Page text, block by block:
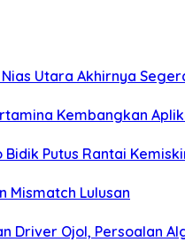
Utara Akhirnya
Kembangkan
Putus Rantai
Mismatch Lulusan
Driver Ojol, Persoalan